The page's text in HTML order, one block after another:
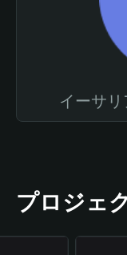
イーサ
プロジェ